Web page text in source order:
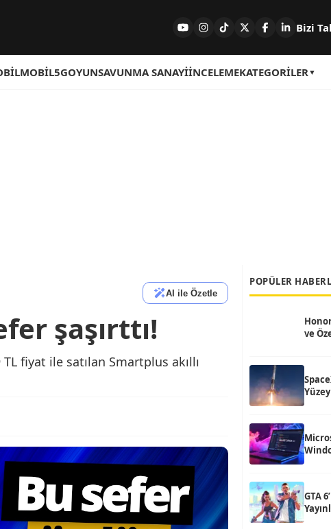
Bizi
MOBIL5GOYUNSAVUNMA SANAYIİNCELEMEKATEGORILER
AI ile Özetle
şaşırttı!
fiyat ile satılan Smartplus akıllı
POPÜLER
ve
GTA